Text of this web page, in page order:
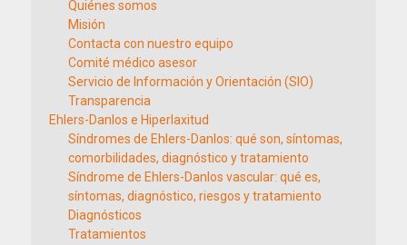
Quiénes somos
Misión
Contacta con nuestro equipo
Comité médico asesor
Servicio de Información y Orientación (SIO)
Transparencia
Ehlers-Danlos e Hiperlaxitud
Síndromes de Ehlers-Danlos: qué son, síntomas,
comorbilidades, diagnóstico y tratamiento
Síndrome de Ehlers-Danlos vascular: qué es,
síntomas, diagnóstico, riesgos y tratamiento
Diagnósticos
Tratamientos